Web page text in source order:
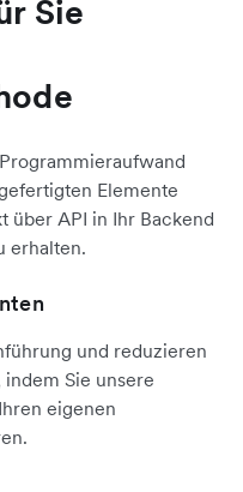
Sie
Elemente
über API in Ihr Backend
erhalten.
und reduzieren
Sie unsere
eigenen